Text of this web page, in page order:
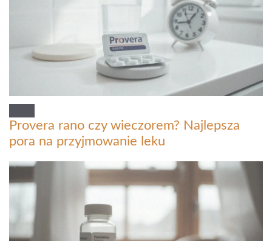
Provera rano czy wieczorem? Najlepsza
pora na przyjmowanie leku